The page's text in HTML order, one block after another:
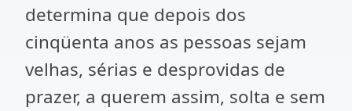
determina que depois dos
cinqüenta anos as pessoas sejam
velhas, sérias e desprovidas de
prazer, a querem assim, solta e sem